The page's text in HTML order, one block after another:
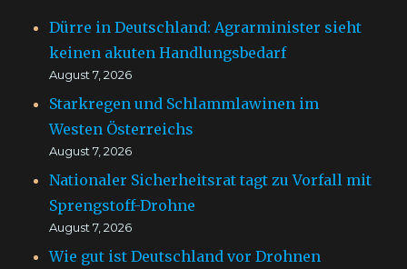
Dürre in Deutschland: Agrarminister sieht
keinen akuten Handlungsbedarf
August 7, 2026
Starkregen und Schlammlawinen im
Westen Österreichs
August 7, 2026
Nationaler Sicherheitsrat tagt zu Vorfall mit
Sprengstoff-Drohne
August 7, 2026
Wie gut ist Deutschland vor Drohnen